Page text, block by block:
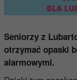
Seniorzy z
otrzymać opaski
alarmowymi.